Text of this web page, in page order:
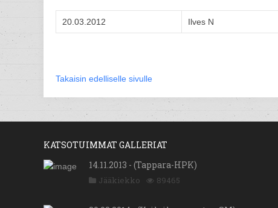
20.03.2012 Ilves N
Takaisin edelliselle sivulle
KATSOTUIMMAT GALLERIAT
14.11.2013 - (Tappara-HPK)
Jääkiekko 89465